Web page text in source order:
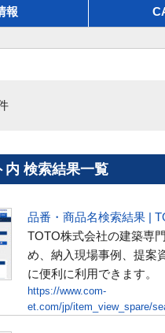
報
内 検索結果一覧
品番・商品名検索結果 |
TOTO株式会社の建築専
め、納入現場事例、提案
に便利に利用できます。
https://www.com-
et.com/jp/item_view_spare/